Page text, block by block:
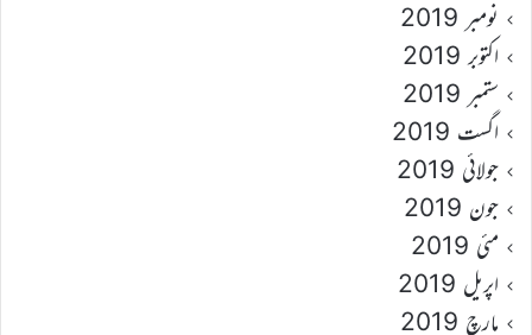
نومبر 2019
اکتوبر 2019
ستمبر 2019
اگست 2019
جولائی 2019
جون 2019
مئی 2019
اپریل 2019
مارچ 2019